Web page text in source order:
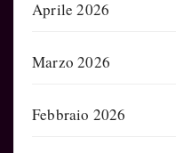
Aprile 2026
Marzo 2026
Febbraio 2026